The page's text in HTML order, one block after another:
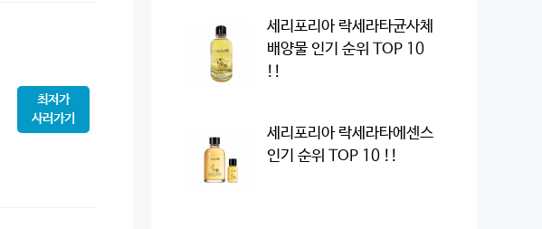
최저가
사러가기
세리포리아 락세라타균사체
배양물 인기 순위 TOP 10
!!
세리포리아 락세라타에센스
인기 순위 TOP 10 !!